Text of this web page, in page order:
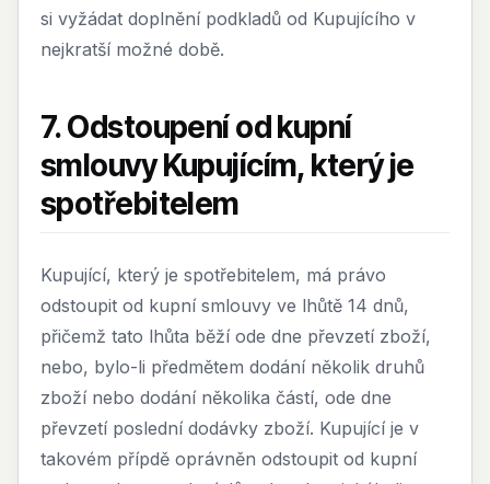
si vyžádat doplnění podkladů od Kupujícího v
nejkratší možné době.
7. Odstoupení od kupní
smlouvy Kupujícím, který je
spotřebitelem
Kupující, který je spotřebitelem, má právo
odstoupit od kupní smlouvy ve lhůtě 14 dnů,
přičemž tato lhůta běží ode dne převzetí zboží,
nebo, bylo-li předmětem dodání několik druhů
zboží nebo dodání několika částí, ode dne
převzetí poslední dodávky zboží. Kupující je v
takovém přípdě oprávněn odstoupit od kupní